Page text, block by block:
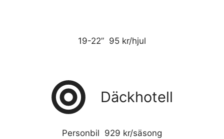
19-22” 95 kr/hjul
Däckhotell
Personbil 929 kr/säsong